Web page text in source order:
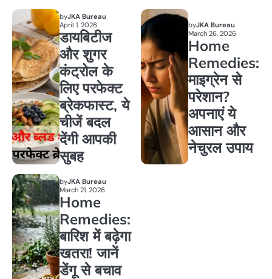
byJKA Bureau
April 1, 2026
डायबिटीज
और शुगर
कंट्रोल के
लिए परफेक्ट
ब्रेकफास्ट, ये
चीजें बदल
देंगी आपकी
सुबह
byJKA Bureau
March 26, 2026
Home
Remedies:
माइग्रेन से
परेशान?
अपनाएं ये
आसान और
नेचुरल उपाय
byJKA Bureau
March 21, 2026
Home
Remedies:
बारिश में बढ़ेगा
खतरा! जानें
डेंगू से बचाव